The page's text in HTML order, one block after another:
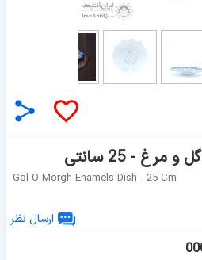
- 25 سانتی
Gol-O Morgh Enamels Dish - 25 Cm
ارسال نظر